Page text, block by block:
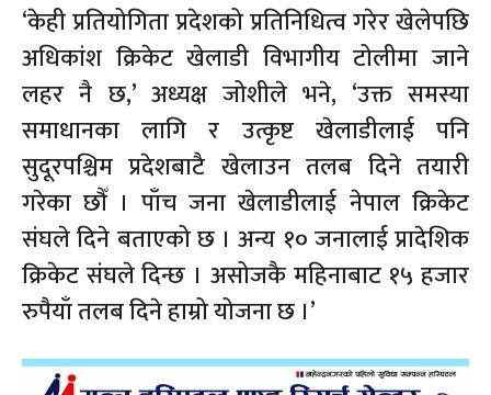
‘केही प्रतियोगिता प्रदेशको प्रतिनिधित्व गरेर खेलेपछि
अधिकांश क्रिकेट खेलाडी विभागीय टोलीमा जाने
लहर नै छ,’ अध्यक्ष जोशीले भने, ‘उक्त समस्या
समाधानका लागि र उत्कृष्ट खेलाडीलाई पनि
सुदूरपश्चिम प्रदेशबाटै खेलाउन तलब दिने तयारी
गरेका छौँ । पाँच जना खेलाडीलाई नेपाल क्रिकेट
संघले दिने बताएको छ । अन्य १० जनालाई प्रादेशिक
क्रिकेट संघले दिन्छ । असोजकै महिनाबाट १५ हजार
रुपैयाँ तलब दिने हाम्रो योजना छ ।’